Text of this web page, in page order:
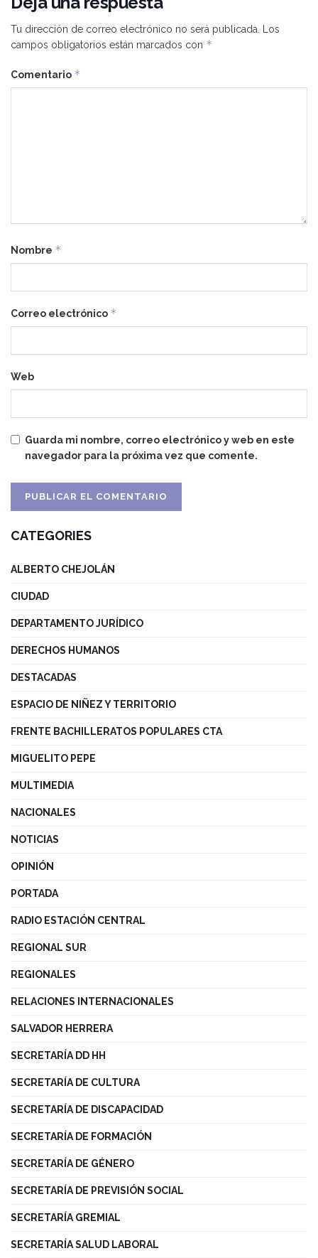
Tu dirección de correo electrónico no será publicada. Los
campos obligatorios están marcados con *
Comentario *
Nombre *
Correo electrónico *
Web
Guarda mi nombre, correo electrónico y web en este
navegador para la próxima vez que comente.
CATEGORIES
ALBERTO CHEJOLÁN
CIUDAD
DEPARTAMENTO JURÍDICO
DERECHOS HUMANOS
DESTACADAS
ESPACIO DE NIÑEZ Y TERRITORIO
FRENTE BACHILLERATOS POPULARES CTA
MIGUELITO PEPE
MULTIMEDIA
NACIONALES
NOTICIAS
OPINIÓN
PORTADA
RADIO ESTACIÓN CENTRAL
REGIONAL SUR
REGIONALES
RELACIONES INTERNACIONALES
SALVADOR HERRERA
SECRETARÍA DD HH
SECRETARÍA DE CULTURA
SECRETARÍA DE DISCAPACIDAD
SECRETARÍA DE FORMACIÓN
SECRETARÍA DE GÉNERO
SECRETARÍA DE PREVISIÓN SOCIAL
SECRETARÍA GREMIAL
SECRETARÍA SALUD LABORAL